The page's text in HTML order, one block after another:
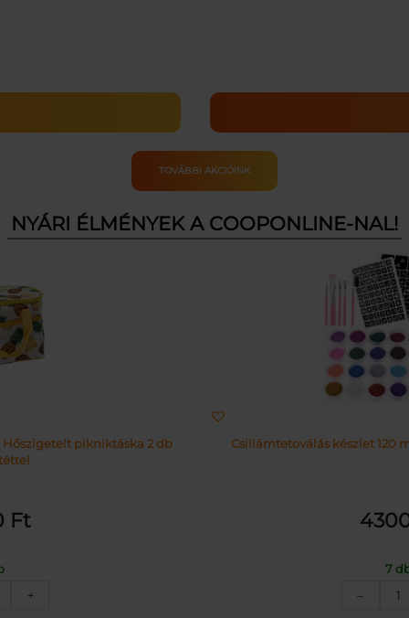
TOVÁBBI AKCIÓINK
NYÁRI ÉLMÉNYEK A COOPONLINE-NAL!
Hőszigetelt pikniktáska 2 db
Ft
+
Csillámtetoválás készlet 120
7
–